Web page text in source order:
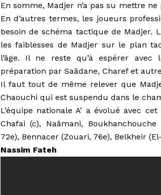
En somme, Madjer n’a pas su mettre
En d’autres termes, les joueurs
besoin de schéma tactique de Madjer.
les faiblesses de Madjer sur le plan
l’âge. Il ne reste qu’à espérer
préparation par Saâdane, Charef et
Il faut tout de même relever que
Chaouchi qui est suspendu dans le
L’équipe nationale A’ a évolué avec
Chafai (c), Naâmani,
72e), Bennacer (Zouari, 76e), Belkheir
Nassim Fateh